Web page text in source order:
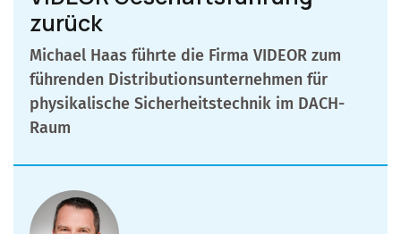
zurück
Michael Haas führte die Firma VIDEOR zum
führenden Distributionsunternehmen für
physikalische Sicherheitstechnik im DACH-
Raum